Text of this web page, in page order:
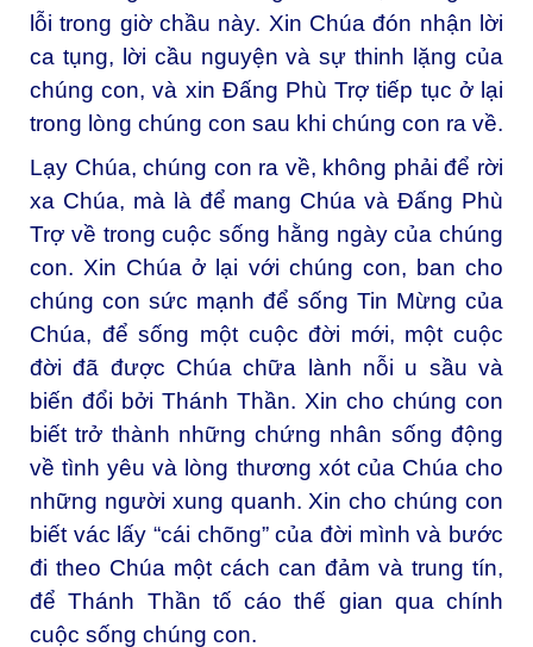
lỗi trong giờ chầu này. Xin Chúa đón nhận lời
ca tụng, lời cầu nguyện và sự thinh lặng của
chúng con, và xin Đấng Phù Trợ tiếp tục ở lại
trong lòng chúng con sau khi chúng con ra về.
Lạy Chúa, chúng con ra về, không phải để rời
xa Chúa, mà là để mang Chúa và Đấng Phù
Trợ về trong cuộc sống hằng ngày của chúng
con. Xin Chúa ở lại với chúng con, ban cho
chúng con sức mạnh để sống Tin Mừng của
Chúa, để sống một cuộc đời mới, một cuộc
đời đã được Chúa chữa lành nỗi u sầu và
biến đổi bởi Thánh Thần. Xin cho chúng con
biết trở thành những chứng nhân sống động
về tình yêu và lòng thương xót của Chúa cho
những người xung quanh. Xin cho chúng con
biết vác lấy “cái chõng” của đời mình và bước
đi theo Chúa một cách can đảm và trung tín,
để Thánh Thần tố cáo thế gian qua chính
cuộc sống chúng con.